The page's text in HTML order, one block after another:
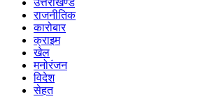
उत्तराखण्ड
राजनीतिक
कारोबार
क्राइम
खेल
मनोरंजन
विदेश
सेहत